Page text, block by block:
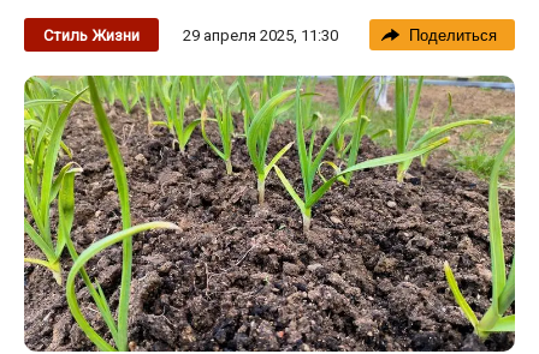
Стиль Жизни 29 апреля 2025, 11:30 Поделиться